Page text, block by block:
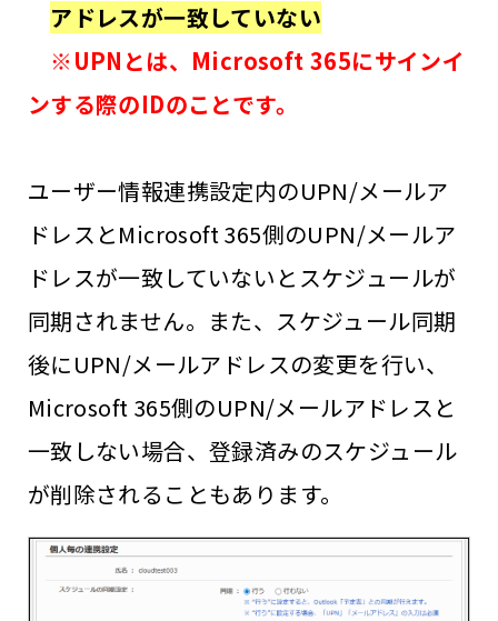
アドレスが一致していない
※UPNとは、Microsoft 365にサインイ
ンする際のIDのことです。
ユーザー情報連携設定内のUPN/メールア
ドレスとMicrosoft 365側のUPN/メールア
ドレスが一致していないとスケジュールが
同期されません。また、スケジュール同期
後にUPN/メールアドレスの変更を行い、
Microsoft 365側のUPN/メールアドレスと
一致しない場合、登録済みのスケジュール
が削除されることもあります。